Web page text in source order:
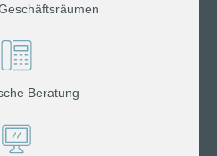
Beratung